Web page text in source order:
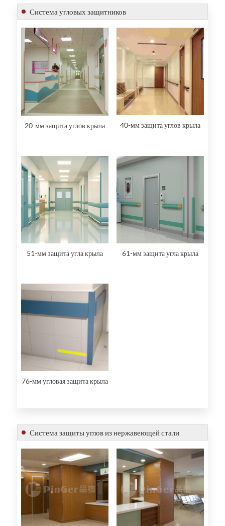
Система угловых защитников
20-мм защита углов крыла 40-мм защита углов крыла
51-мм защита угла крыла 61-мм защита угла крыла
76-мм угловая защита крыла
Система защиты углов из нержавеющей стали